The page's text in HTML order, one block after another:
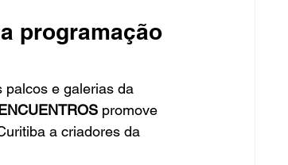
programação
palcos e galerias da
promove
a criadores da